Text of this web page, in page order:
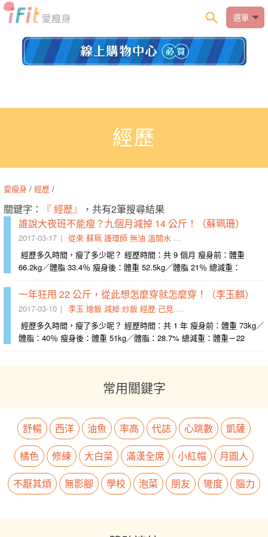
選單
經歷
愛瘦身 / 經歷 /
關鍵字： 『 經歷』
，共有2筆搜尋結果
誰說大夜班不能瘦？九個月減掉 14 公斤！（蘇珮珊）
2017-03-17 從來 蘇珮 護理師 無油 溫開水 挫折
經歷多久時間，瘦了多少呢？ 經歷時間：共 9 個月 瘦身前：體重
66.2kg／體脂 33.4％ 瘦身後：體重 52.5kg／體脂 21％ 總減重：
一年狂甩 22 公斤，從此想怎麼穿就怎麼穿！（李玉麒）
2017-03-10 李玉 燴飯 減掉 炒飯 經歷 己見 歐巴桑
經歷多久時間，瘦了多少呢？ 經歷時間：共 1 年 瘦身前：體重 73kg／
體脂：40％ 瘦身後：體重 51kg／體脂：28.7% 總減重：體重－22
常用關鍵字
舒暢 西洋 油魚 率高 代誌 心跳數
凱薩
橘色
修練 大白菜 滿漢全席 小紅帽
月圓人
不厭其煩
無影腳 學校 泡菜 朋友 彎度 腦力